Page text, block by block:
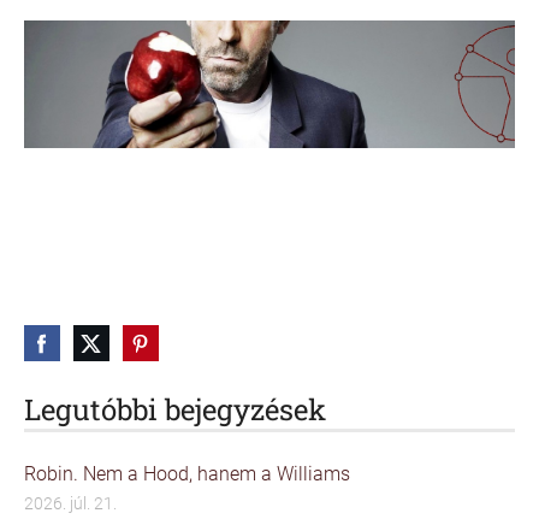
Legutóbbi bejegyzések
Robin. Nem a Hood, hanem a Williams
2026. júl. 21.